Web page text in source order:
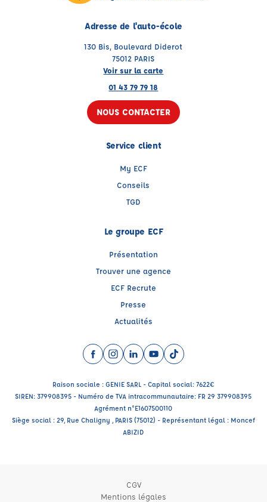
Adresse de l'auto-école
130 Bis, Boulevard Diderot
75012 PARIS
Voir sur la carte
01 43 79 79 18
NOUS CONTACTER
Service client
My ECF
Conseils
TGD
Le groupe ECF
Présentation
Trouver une agence
ECF Recrute
Presse
Actualités
Facebook (nouvelle fenêtre)
Instagram (nouvelle fenêtre)
LinkedIn (nouvelle fenêtre)
YouTube (nouvelle fenêtre)
TikTok (nouvelle
Raison sociale : GENIE SARL - Capital social: 7622€
SIREN: 379908395 - Numéro de TVA intracommunautaire: FR 29 379908395
Agrément n°E1607500110
Siège social : 29, Rue Chaligny , PARIS (75012) - Représentant légal : Moncef
ABIZID
CGV
Mentions légales